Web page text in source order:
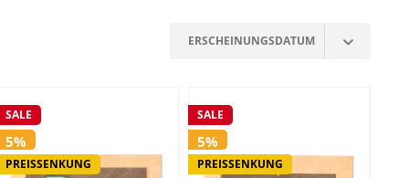
SALE
5%
PREISSENKUNG
SALE
5%
PREISSENKUNG